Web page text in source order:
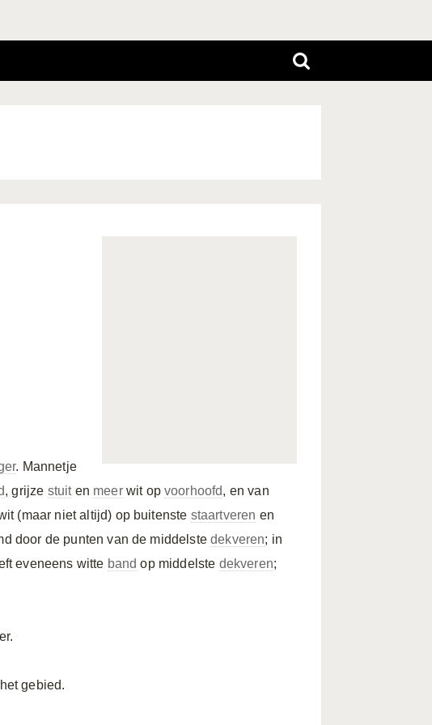
. Mannetje
, grijze stuiten meerwit op voorhoofd, en van
(maar niet altijd) op buitenste staartveren en
door de punten van de middelstedekveren; in
eveneens witte band op middelste dekveren;
gebied.